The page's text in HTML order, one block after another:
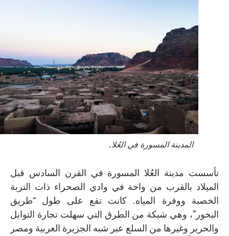
المدينة المسورة في العُلا.
تأسست مدينة العُلا المسورة في القرن السادس قبل
الميلاد بالقرب من واحة في وادي الصحراء ذات التربة
الخصبة ووفرة المياه. كانت تقع على طول “طريق
البخور”، وهي شبكة من الطرق التي سهلت تجارة التوابل
والحرير وغيرها من السلع عبر شبه الجزيرة العربية ومصر